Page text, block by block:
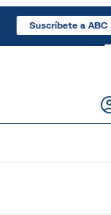
Suscríbete a ABC